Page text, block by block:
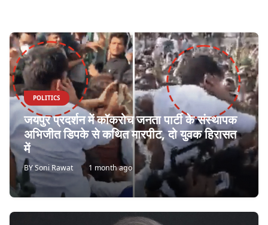
POLITICS
जयपुर प्रदर्शन में कॉकरोच जनता पार्टी के संस्थापक
अभिजीत डिपके से कथित मारपीट, दो युवक हिरासत
में
BYSoni Rawat 1 month ago